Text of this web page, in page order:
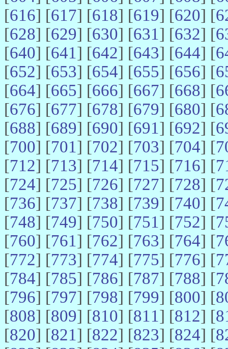
[616] [617] [618] [619] [620] [
[628] [629] [630] [631] [632] [
[640] [641] [642] [643] [644] [
[652] [653] [654] [655] [656] [
[664] [665] [666] [667] [668] [
[676] [677] [678] [679] [680] [
[688] [689] [690] [691] [692] [
[700] [701] [702] [703] [704] [
[712] [713] [714] [715] [716] [
[724] [725] [726] [727] [728] [
[736] [737] [738] [739] [740] [
[748] [749] [750] [751] [752] [
[760] [761] [762] [763] [764] [
[772] [773] [774] [775] [776] [
[784] [785] [786] [787] [788] [
[796] [797] [798] [799] [800] [
[808] [809] [810] [811] [812] [
[820] [821] [822] [823] [824] [